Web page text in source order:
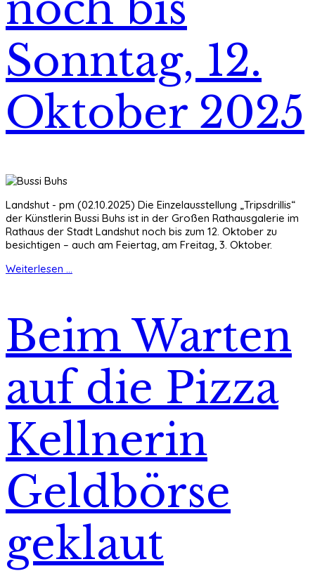
Sonntag, 12.
Oktober 2025
Landshut - pm (02.10.2025) Die Einzelausstellung „Tripsdrillis“
der Künstlerin Bussi Buhs ist in der Großen Rathausgalerie im
Rathaus der Stadt Landshut noch bis zum 12. Oktober zu
besichtigen – auch am Feiertag, am Freitag, 3. Oktober.
Weiterlesen ...
Beim Warten
auf die Pizza
Kellnerin
Geldbörse
geklaut